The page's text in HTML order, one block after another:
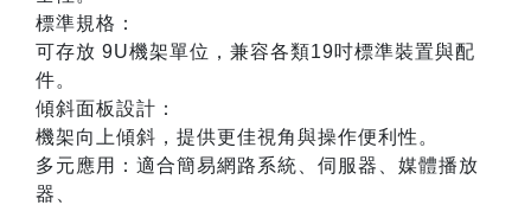
標準規格：
可存放 9U機架單位，兼容各類19吋標準裝置與配
件。
傾斜面板設計：
機架向上傾斜，提供更佳視角與操作便利性。
多元應用：適合簡易網路系統、伺服器、媒體播放
器、